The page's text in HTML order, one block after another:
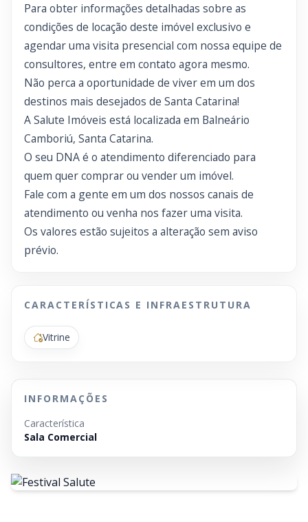
Para obter informações detalhadas sobre as
condições de locação deste imóvel exclusivo e
agendar uma visita presencial com nossa equipe de
consultores, entre em contato agora mesmo.
Não perca a oportunidade de viver em um dos
destinos mais desejados de Santa Catarina!
A Salute Imóveis está localizada em Balneário
Camboriú, Santa Catarina.
O seu DNA é o atendimento diferenciado para
quem quer comprar ou vender um imóvel.
Fale com a gente em um dos nossos canais de
atendimento ou venha nos fazer uma visita.
Os valores estão sujeitos a alteração sem aviso
prévio.
CARACTERÍSTICAS E INFRAESTRUTURA
Vitrine
INFORMAÇÕES
Característica
Sala Comercial